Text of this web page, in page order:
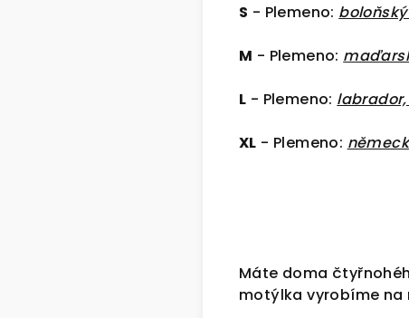
S - Plemeno:
M - Plemeno:
L - Plemeno:
XL - Plemeno:
Máte doma
motýlka vyrobíme na